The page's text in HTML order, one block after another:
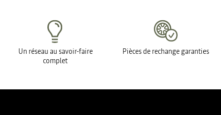
Un réseau au savoir-faire
complet
Pièces de rechange garanties